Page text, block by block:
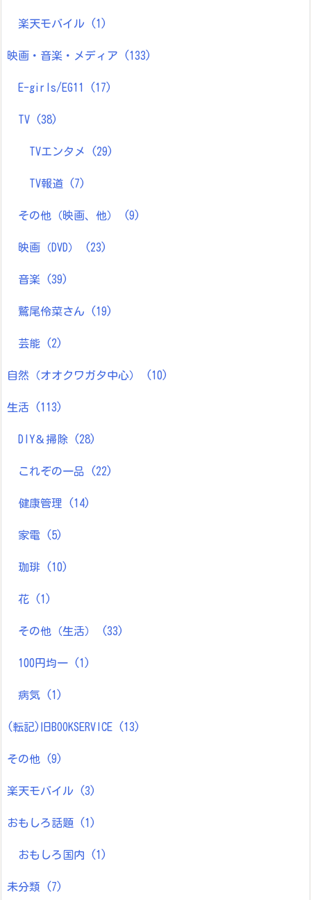
楽天モバイル (1)
映画・音楽・メディア (133)
E-girls/EG11 (17)
TV (38)
TVエンタメ (29)
TV報道 (7)
その他（映画、他） (9)
映画（DVD） (23)
音楽 (39)
鷲尾伶菜さん (19)
芸能 (2)
自然（オオクワガタ中心） (10)
生活 (113)
DIY＆掃除 (28)
これぞの一品 (22)
健康管理 (14)
家電 (5)
珈琲 (10)
花 (1)
その他（生活） (33)
100円均一 (1)
病気 (1)
(転記)旧BOOKSERVICE (13)
その他 (9)
楽天モバイル (3)
おもしろ話題 (1)
おもしろ国内 (1)
未分類 (7)